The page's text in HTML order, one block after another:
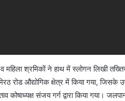
श्रमिकों ने हाथ में स्लोगन लिखी
रोड औद्योगिक क्षेत्र में किया गया,
कोषाध्यक्ष संजय गर्ग द्वारा किया गया।